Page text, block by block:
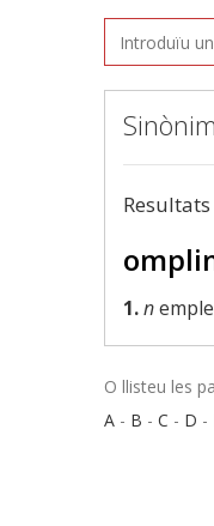
1.n
O llisteu les
A - B - C - D -